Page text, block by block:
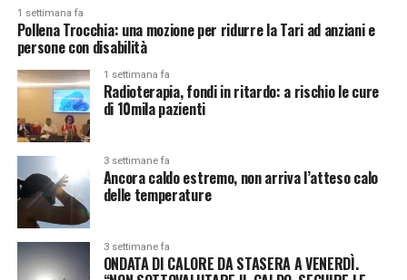
1 settimana fa
Pollena Trocchia: una mozione per ridurre la Tari ad anziani e
persone con disabilità
1 settimana fa
Radioterapia, fondi in ritardo: a rischio le cure
di 10mila pazienti
3 settimane fa
Ancora caldo estremo, non arriva l’atteso calo
delle temperature
3 settimane fa
ONDATA DI CALORE DA STASERA A VENERDÌ.